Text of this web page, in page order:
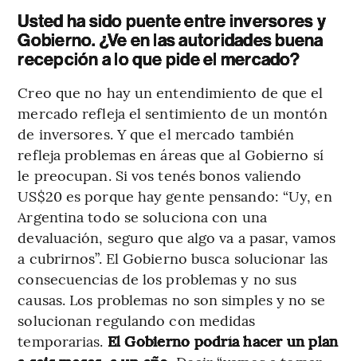
Usted ha sido puente entre inversores y
Gobierno. ¿Ve en las autoridades buena
recepción a lo que pide el mercado?
Creo que no hay un entendimiento de que el
mercado refleja el sentimiento de un montón
de inversores. Y que el mercado también
refleja problemas en áreas que al Gobierno sí
le preocupan. Si vos tenés bonos valiendo
US$20 es porque hay gente pensando: “Uy, en
Argentina todo se soluciona con una
devaluación, seguro que algo va a pasar, vamos
a cubrirnos”. El Gobierno busca solucionar las
consecuencias de los problemas y no sus
causas. Los problemas no son simples y no se
solucionan regulando con medidas
temporarias. El Gobierno podría hacer un plan